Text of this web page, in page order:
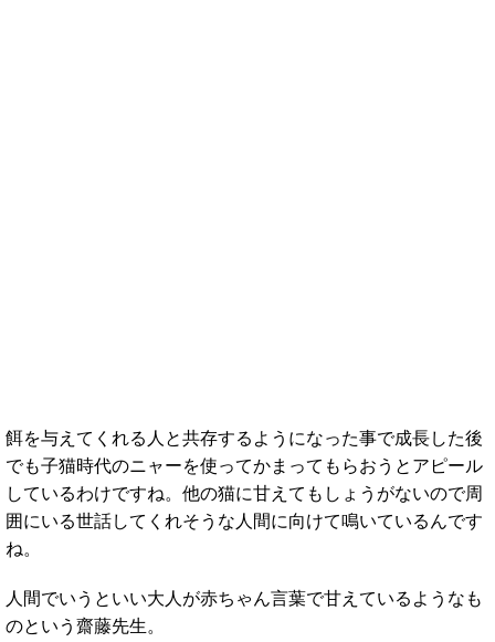
餌を与えてくれる人と共存するようになった事で成長した後
でも子猫時代のニャーを使ってかまってもらおうとアピール
しているわけですね。他の猫に甘えてもしょうがないので周
囲にいる世話してくれそうな人間に向けて鳴いているんです
ね。
人間でいうといい大人が赤ちゃん言葉で甘えているようなも
のという齋藤先生。